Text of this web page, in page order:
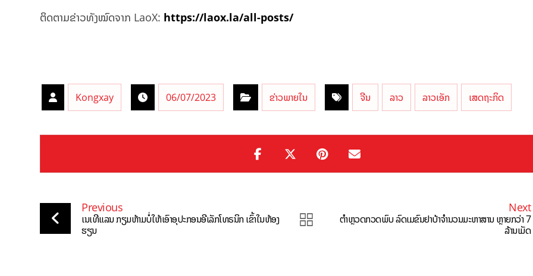
ຕິດຕາມຂ່າວທັງໝົດຈາກ LaoX: https://laox.la/all-posts/
Kongxay 06/07/2023 ຂ່າວພາຍໃນ ຈີນ ລາວ ລາວເອັກ ເສດຖະກິດ
Previous
ເນເທີແລນ ກຽມຫ້າມບໍ່ໃຫ້ເອົາອຸປະກອນອີເລັກໂທຣນິກ ເຂົ້າໃນຫ້ອງ
ຮຽນ
Next
ຕຳຫຼວດກວດພົບ ລົດເມຂົນຢາບ້າຈຳນວນມະຫາສານ ຫຼາຍກວ່າ 7
ລ້ານເມັດ